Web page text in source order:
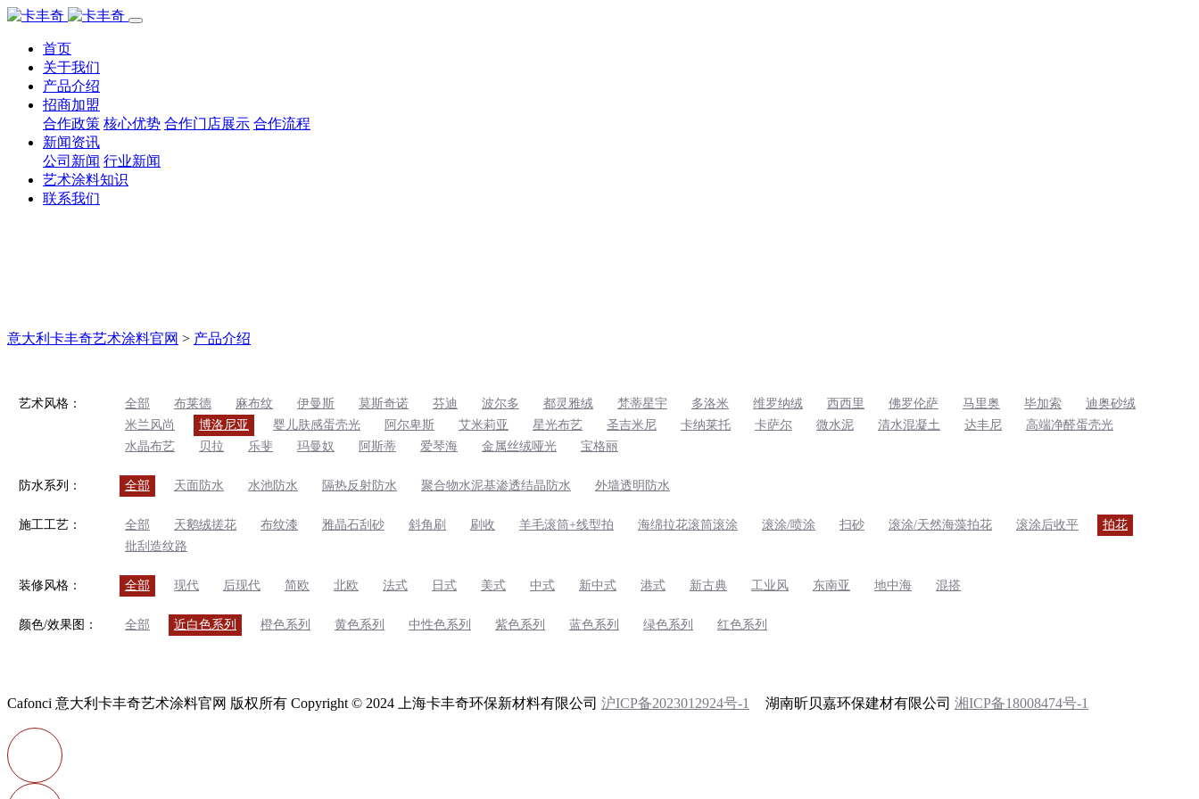
首页
关于我们
产品介绍
招商加盟
合作政策 核心优势 合作门店展示 合作流程
新闻资讯
公司新闻 行业新闻
艺术涂料知识
联系我们
意大利卡丰奇艺术涂料官网 > 产品介绍
艺术风格： 全部 布莱德 麻布纹 伊曼斯 莫斯奇诺 芬迪 波尔多 都灵雅绒 梵蒂星宇 多洛米 维罗纳绒 西西里 佛罗伦萨 马里奥 毕加索
迪奥砂绒
米兰风尚
博洛尼亚 婴儿肤感蛋壳光 阿尔卑斯 艾米莉亚 星光布艺 圣吉米尼 卡纳莱托 卡萨尔 微水泥 清水混凝土 达丰尼
高端净醛蛋壳光
水晶布艺
贝拉 乐斐 玛曼奴 阿斯蒂 爱琴海 金属丝绒哑光 宝格丽
防水系列： 全部 天面防水 水池防水 隔热反射防水 聚合物水泥基渗透结晶防水 外墙透明防水
施工工艺： 全部 天鹅绒搓花 布纹漆 雅晶石刮砂 斜角刷 刷收 羊毛滚筒+线型拍 海绵拉花滚筒滚涂 滚涂/喷涂 扫砂 滚涂/天然海藻拍花 滚涂后收平
拍花
批刮造纹路
装修风格： 全部 现代 后现代 简欧 北欧 法式 日式 美式 中式 新中式 港式 新古典 工业风 东南亚 地中海 混搭
颜色/效果图： 全部 近白色系列 橙色系列 黄色系列 中性色系列 紫色系列 蓝色系列 绿色系列 红色系列
Cafonci 意大利卡丰奇艺术涂料官网 版权所有 Copyright © 2024 上海卡丰奇环保新材料有限公司 沪ICP备2023012924号-1 湖南昕贝嘉环保建材有限公司 湘ICP备18008474号-1